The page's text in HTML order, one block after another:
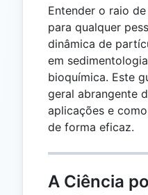
Entender o raio
para qualquer
dinâmica de
em
bioquímica. Este
geral abrangente
aplicações e
de forma eficaz.
A Ciência